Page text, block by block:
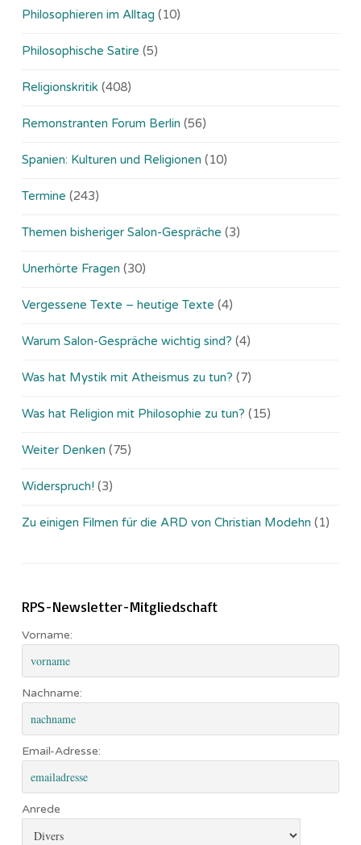
Philosophieren im Alltag (10)
Philosophische Satire (5)
Religionskritik (408)
Remonstranten Forum Berlin (56)
Spanien: Kulturen und Religionen (10)
Termine (243)
Themen bisheriger Salon-Gespräche (3)
Unerhörte Fragen (30)
Vergessene Texte – heutige Texte (4)
Warum Salon-Gespräche wichtig sind? (4)
Was hat Mystik mit Atheismus zu tun? (7)
Was hat Religion mit Philosophie zu tun? (15)
Weiter Denken (75)
Widerspruch! (3)
Zu einigen Filmen für die ARD von Christian Modehn (1)
RPS-Newsletter-Mitgliedschaft
Vorname:
Nachname:
Email-Adresse:
Anrede